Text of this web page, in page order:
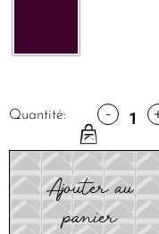
Quantité: -
Ajouter au
panier